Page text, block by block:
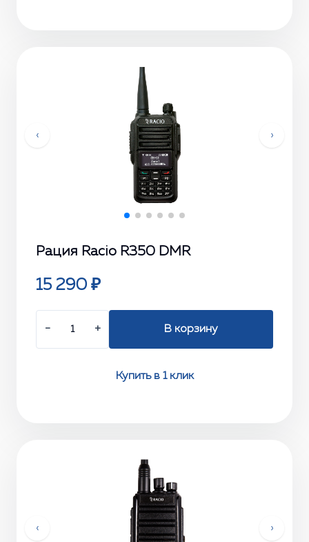
‹ ›
Рация Racio R350 DMR
15 290 ₽
− + В корзину
Купить в 1 клик
‹ ›